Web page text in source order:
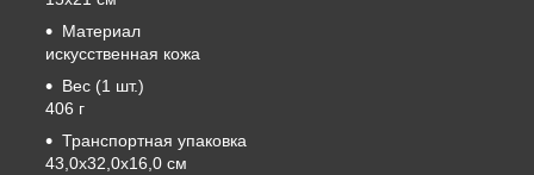
Материал
искусственная кожа
Вес (1 шт.)
406 г
Транспортная упаковка
43,0x32,0x16,0 см